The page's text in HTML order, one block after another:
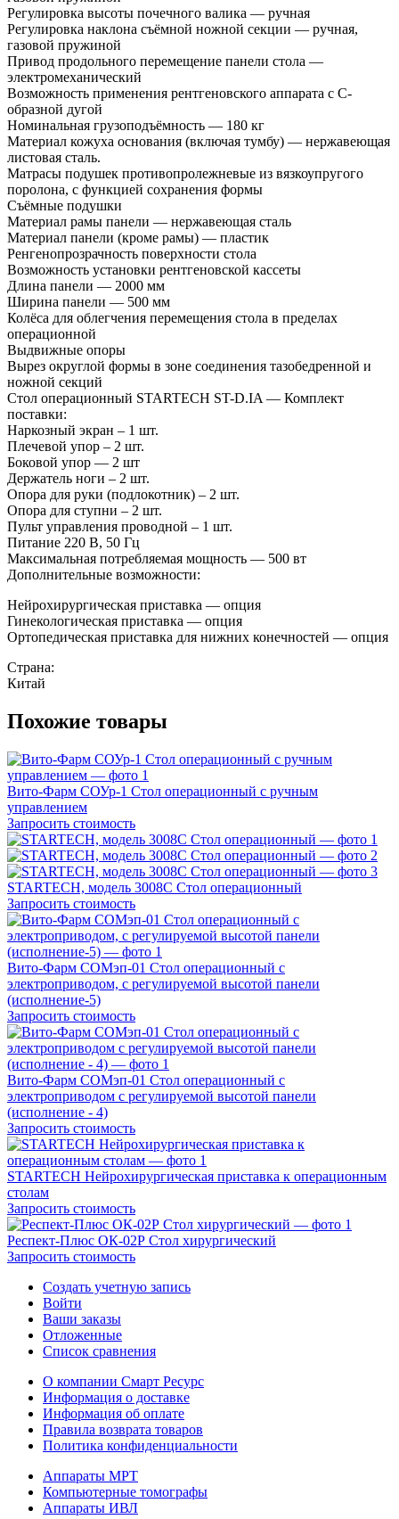
Регулировка высоты почечного валика — ручная
Регулировка наклона съёмной ножной секции — ручная,
газовой пружиной
Привод продольного перемещение панели стола —
электромеханический
Возможность применения рентгеновского аппарата с С-
образной дугой
Номинальная грузоподъёмность — 180 кг
Материал кожуха основания (включая тумбу) — нержавеющая
листовая сталь.
Матрасы подушек противопролежневые из вязкоупругого
поролона, с функцией сохранения формы
Съёмные подушки
Материал рамы панели — нержавеющая сталь
Материал панели (кроме рамы) — пластик
Ренгенопрозрачность поверхности стола
Возможность установки рентгеновской кассеты
Длина панели — 2000 мм
Ширина панели — 500 мм
Колёса для облегчения перемещения стола в пределах
операционной
Выдвижные опоры
Вырез округлой формы в зоне соединения тазобедренной и
ножной секций
Стол операционный STARTECH ST-D.IA — Комплект
поставки:
Наркозный экран – 1 шт.
Плечевой упор – 2 шт.
Боковой упор — 2 шт
Держатель ноги – 2 шт.
Опора для руки (подлокотник) – 2 шт.
Опора для ступни – 2 шт.
Пульт управления проводной – 1 шт.
Питание 220 В, 50 Гц
Максимальная потребляемая мощность — 500 вт
Дополнительные возможности:
Нейрохирургическая приставка — опция
Гинекологическая приставка — опция
Ортопедическая приставка для нижних конечностей — опция
Страна:
Китай
Похожие товары
Вито-Фарм СОУр-1 Стол операционный с ручным
управлением
Запросить стоимость
STARTECH, модель 3008C Стол операционный
Запросить стоимость
Вито-Фарм СОМэп-01 Стол операционный с
электроприводом, с регулируемой высотой панели
(исполнение-5)
Запросить стоимость
Вито-Фарм COMэп-01 Стол операционный с
электроприводом с регулируемой высотой панели
(исполнение - 4)
Запросить стоимость
STARTECH Нейрохирургическая приставка к операционным
столам
Запросить стоимость
Респект-Плюс ОК-02Р Стол хирургический
Запросить стоимость
Создать учетную запись
Войти
Ваши заказы
Отложенные
Список сравнения
О компании Смарт Ресурс
Информация о доставке
Информация об оплате
Правила возврата товаров
Политика конфиденциальности
Аппараты МРТ
Компьютерные томографы
Аппараты ИВЛ